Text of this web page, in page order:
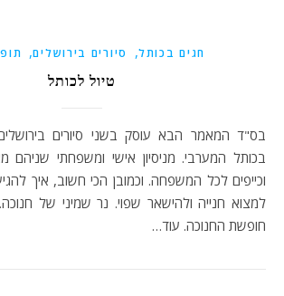
חגים בכותל, סיורים בירושלים,
טיול לכותל
בס"ד המאמר הבא עוסק בשני סיורים בירושלים ששניהם נמצאים
בכותל המערבי. מניסיון אישי ומשפחתי שניהם
וכייפים לכל המשפחה. וכמובן הכי חשוב, איך
למצוא חנייה ולהישאר שפוי. נר שמיני של
חופשת החנוכה. עוד…